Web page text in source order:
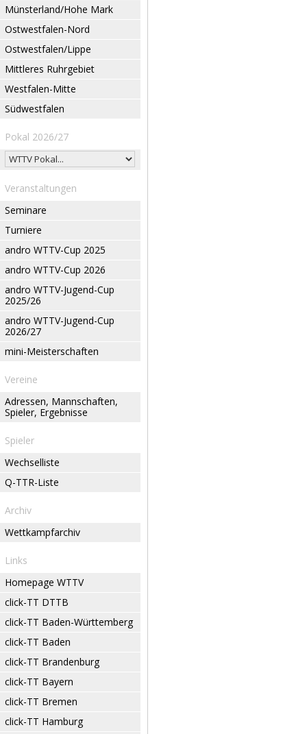
Münsterland/Hohe Mark
Ostwestfalen-Nord
Ostwestfalen/Lippe
Mittleres Ruhrgebiet
Westfalen-Mitte
Südwestfalen
Pokal 2026/27
Veranstaltungen
Seminare
Turniere
andro WTTV-Cup 2025
andro WTTV-Cup 2026
andro WTTV-Jugend-Cup
2025/26
andro WTTV-Jugend-Cup
2026/27
mini-Meisterschaften
Vereine
Adressen, Mannschaften,
Spieler, Ergebnisse
Spieler
Wechselliste
Q-TTR-Liste
Archiv
Wettkampfarchiv
Links
Homepage WTTV
click-TT DTTB
click-TT Baden-Württemberg
click-TT Baden
click-TT Brandenburg
click-TT Bayern
click-TT Bremen
click-TT Hamburg